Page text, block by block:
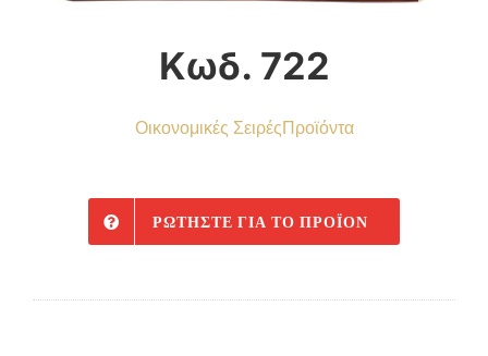
Κωδ. 722
Οικονομικές ΣειρέςΠροϊόντα
ΡΩΤΉΣΤΕ ΓΙΑ ΤΟ ΠΡΟΪΌΝ